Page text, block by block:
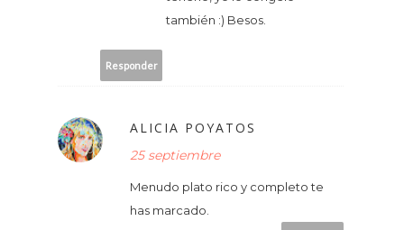
también :) Besos.
Responder
ALICIA POYATOS
25 septiembre
Menudo plato rico y completo te
has marcado.